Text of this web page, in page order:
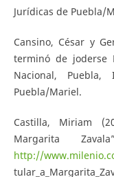
Jurídicas de Puebla/
Cansino, César y
terminó de joderse
Nacional,
Puebla/Mariel.
Castilla, Miriam
Margarita
http://